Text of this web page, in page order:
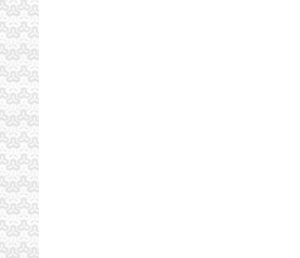
澳洲签证申请深圳澳洲签证申请代办澳
代办法国旅游签证|代办欧洲签证|旅行
华泰亚洲：更新招募说明书（2015年第